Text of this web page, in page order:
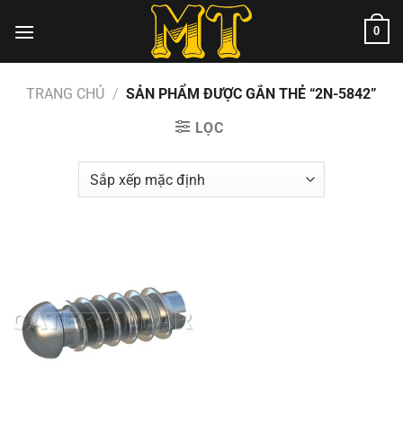
đến
0
TRANG CHỦ / SẢN PHẨM ĐƯỢC GẮN THẺ “2N-5842”
LỌC